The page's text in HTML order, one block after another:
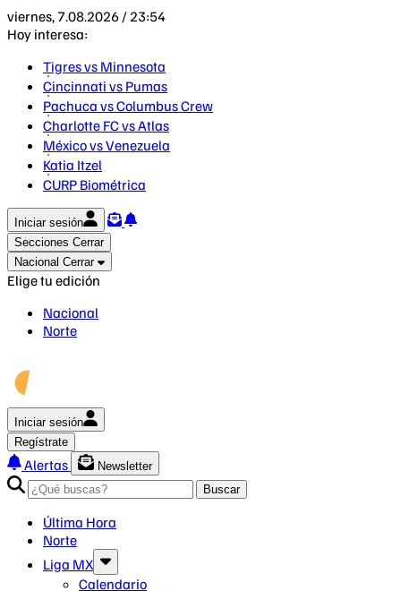
viernes, 7.08.2026 / 23:54
Hoy interesa:
Tigres vs Minnesota
Cincinnati vs Pumas
Pachuca vs Columbus Crew
Charlotte FC vs Atlas
México vs Venezuela
Katia Itzel
CURP Biométrica
Iniciar sesión
Secciones Cerrar
Nacional Cerrar
Elige tu edición
Nacional
Norte
Iniciar sesión
Regístrate
Alertas
Newsletter
Buscar
Última Hora
Norte
Liga MX
Calendario